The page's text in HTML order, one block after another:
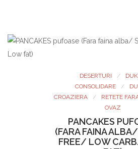
DESERTURI
CONSOLIDARE
CROAZIERA
RETETE
OVAZ
PANCAKES
(FARA FAINA
FREE/ LOW